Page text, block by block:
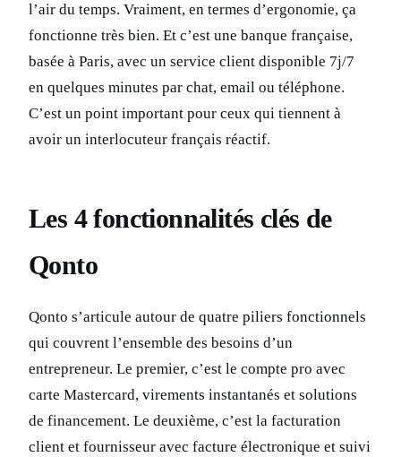
l’air du temps. Vraiment, en termes d’ergonomie, ça
fonctionne très bien. Et c’est une banque française,
basée à Paris, avec un service client disponible 7j/7
en quelques minutes par chat, email ou téléphone.
C’est un point important pour ceux qui tiennent à
avoir un interlocuteur français réactif.
Les 4 fonctionnalités clés de
Qonto
Qonto s’articule autour de quatre piliers fonctionnels
qui couvrent l’ensemble des besoins d’un
entrepreneur. Le premier, c’est le compte pro avec
carte Mastercard, virements instantanés et solutions
de financement. Le deuxième, c’est la facturation
client et fournisseur avec facture électronique et suivi